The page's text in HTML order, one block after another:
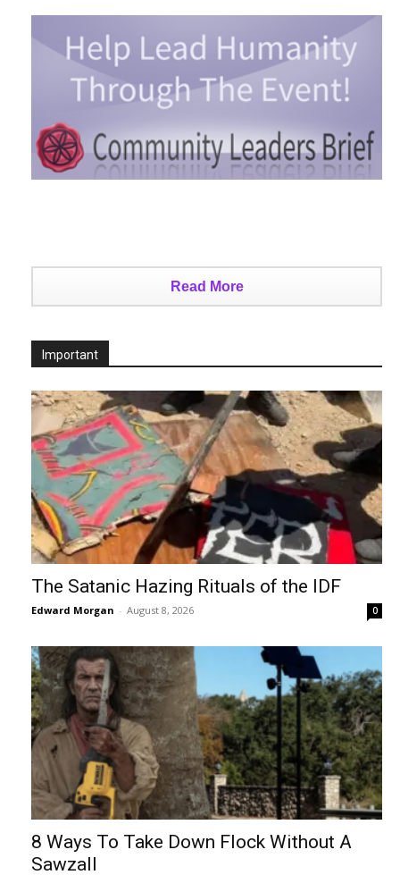
Read More
Important
The Satanic Hazing Rituals of the IDF
Edward Morgan - August 8, 2026 0
8 Ways To Take Down Flock Without A
Sawzall